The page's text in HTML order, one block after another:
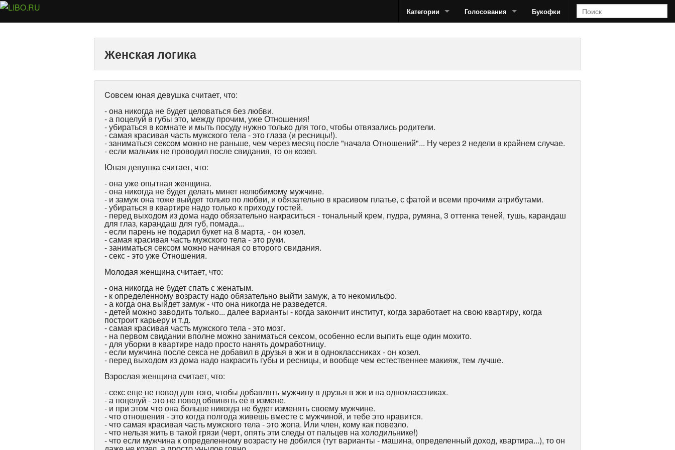
Категории Голосования Букофки
Женская логика
Cовсем юная девушка считает, что:
- она никогда не будет целоваться без любви.
- а поцелуй в губы это, между прочим, уже Отношения!
- убираться в комнате и мыть посуду нужно только для того, чтобы отвязались родители.
- самая красивая часть мужского тела - это глаза (и ресницы!).
- заниматься сексом можно не раньше, чем через месяц после "начала Отношений"... Ну через 2 недели в крайнем случае.
- если мальчик не проводил после свидания, то он козел.
Юная девушка считает, что:
- она уже опытная женщина.
- она никогда не будет делать минет нелюбимому мужчине.
- и замуж она тоже выйдет только по любви, и обязательно в красивом платье, с фатой и всеми прочими атрибутами.
- убираться в квартире надо только к приходу гостей.
- перед выходом из дома надо обязательно накраситься - тональный крем, пудра, румяна, 3 оттенка теней, тушь, карандаш
для глаз, карандаш для губ, помада...
- если парень не подарил букет на 8 марта, - он козел.
- самая красивая часть мужского тела - это руки.
- заниматься сексом можно начиная со второго свидания.
- секс - это уже Отношения.
Молодая женщина считает, что:
- она никогда не будет спать с женатым.
- к определенному возрасту надо обязательно выйти замуж, а то некомильфо.
- а когда она выйдет замуж - что она никогда не разведется.
- детей можно заводить только... далее варианты - когда закончит институт, когда заработает на свою квартиру, когда
построит карьеру и т.д.
- самая красивая часть мужского тела - это мозг.
- на первом свидании вполне можно заниматься сексом, особенно если выпить еще один мохито.
- для уборки в квартире надо просто нанять домработницу.
- если мужчина после секса не добавил в друзья в жж и в одноклассниках - он козел.
- перед выходом из дома надо накрасить губы и ресницы, и вообще чем естественнее макияж, тем лучше.
Взрослая женщина считает, что:
- секс еще не повод для того, чтобы добавлять мужчину в друзья в жж и на одноклассниках.
- а поцелуй - это не повод обвинять её в измене.
- и при этом что она больше никогда не будет изменять своему мужчине.
- что отношения - это когда полгода живешь вместе с мужчиной, и тебе это нравится.
- что самая красивая часть мужского тела - это жопа. Или член, кому как повезло.
- что нельзя жить в такой грязи (черт, опять эти следы от пальцев на холодильнике!)
- что если мужчина к определенному возрасту не добился (тут варианты - машина, определенный доход, квартира...), то он